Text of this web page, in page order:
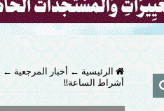
الرئيسية ← أخبار المرجعية ←
أشراط الساعة!!